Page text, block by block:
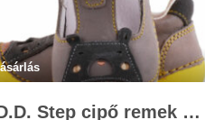
A D.D. Step cipő remek döntés